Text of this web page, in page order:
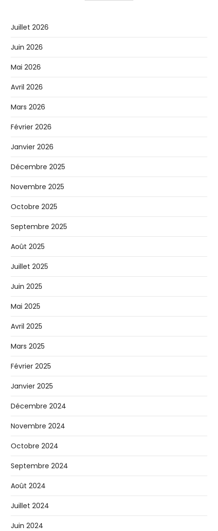
Juillet 2026
Juin 2026
Mai 2026
Avril 2026
Mars 2026
Février 2026
Janvier 2026
Décembre 2025
Novembre 2025
Octobre 2025
Septembre 2025
Août 2025
Juillet 2025
Juin 2025
Mai 2025
Avril 2025
Mars 2025
Février 2025
Janvier 2025
Décembre 2024
Novembre 2024
Octobre 2024
Septembre 2024
Août 2024
Juillet 2024
Juin 2024